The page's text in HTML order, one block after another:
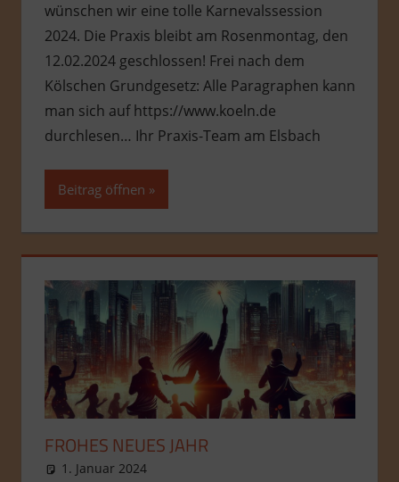
wünschen wir eine tolle Karnevalssession
2024. Die Praxis bleibt am Rosenmontag, den
12.02.2024 geschlossen! Frei nach dem
Kölschen Grundgesetz: Alle Paragraphen kann
man sich auf https://www.koeln.de
durchlesen… Ihr Praxis-Team am Elsbach
Beitrag öffnen
FROHES NEUES JAHR
1. Januar 2024